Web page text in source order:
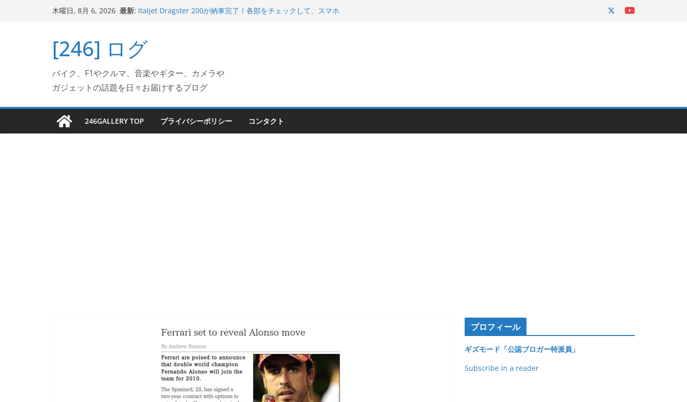
キ
プ
木曜日, 8月 6, 2026 最新: Italjet Dragster 200が納車完了！各部をチェックして、スマホ
Ken Block 逝去
岩手県奥州市へのふるさと納税で KGR HARMONY 南部鉄器エ
Italjet Dragster 200のフロントISSサスの動きが判ったらコーナ
リングが楽しくなった
[246] ログ
バイク、F1やクルマ、音楽やギター、カメラや
ガジェットの話題を日々お届けするブログ
246GALLERY TOP プライバシーポリシー コンタクト
プロフィール
ギズモード「公認ブロガー特派員」
Subscribe in a reader